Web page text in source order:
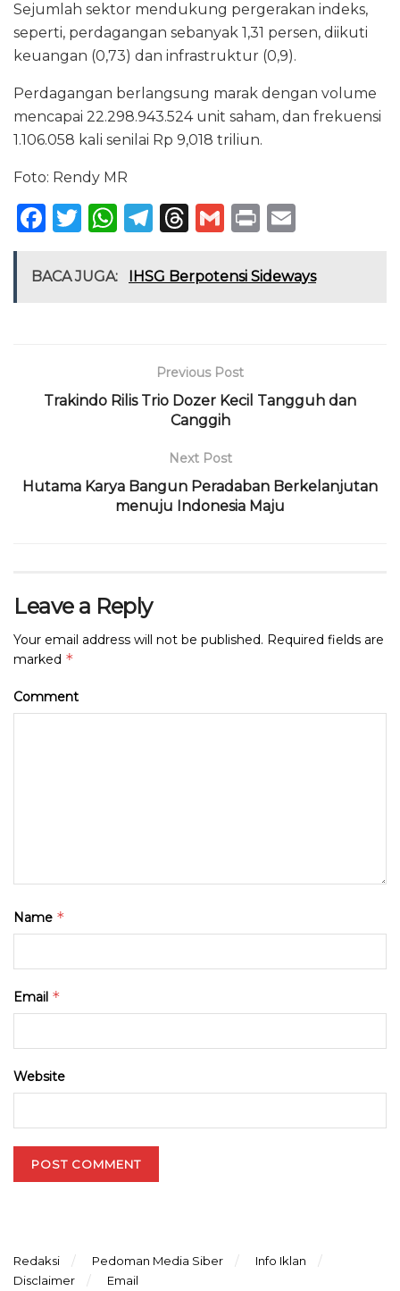
Sejumlah sektor mendukung pergerakan indeks,
seperti, perdagangan sebanyak 1,31 persen, diikuti
keuangan (0,73) dan infrastruktur (0,9).
Perdagangan berlangsung marak dengan volume
mencapai 22.298.943.524 unit saham, dan frekuensi
1.106.058 kali senilai Rp 9,018 triliun.
Foto: Rendy MR
F
c
o
T
it
W
a
p
T
e
m
T
re
s
G
ai
P
n ai
BACA JUGA: IHSG Berpotensi Sideways
Previous Post
Trakindo Rilis Trio Dozer Kecil Tangguh dan
Canggih
Next Post
Hutama Karya Bangun Peradaban Berkelanjutan
menuju Indonesia Maju
Leave a Reply
Your email address will not be published. Required fields are
marked *
Comment
Name *
Email *
Website
Redaksi Pedoman Media Siber
Info Iklan
Disclaimer
Email